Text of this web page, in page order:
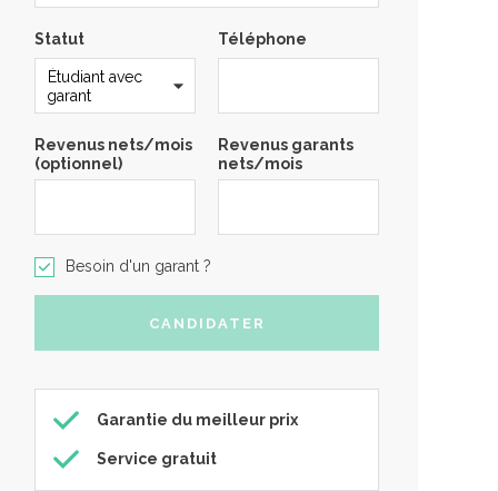
Statut Téléphone
Revenus nets/mois
(optionnel)
Revenus garants
nets/mois
Besoin d'un garant ?
Garantie du meilleur prix
Service gratuit